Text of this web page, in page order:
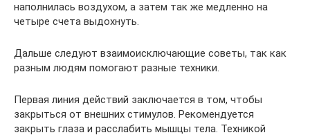
наполнилась воздухом, а затем так же медленно на
четыре счета выдохнуть.
Дальше следуют взаимоисключающие советы, так как
разным людям помогают разные техники.
Первая линия действий заключается в том, чтобы
закрыться от внешних стимулов. Рекомендуется
закрыть глаза и расслабить мышцы тела. Техникой